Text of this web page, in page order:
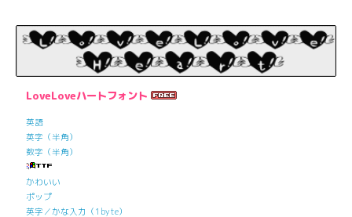
LoveLoveハートフォント
英語
英字（半角）
数字（半角）
かわいい
ポップ
英字／かな入力（1byte）